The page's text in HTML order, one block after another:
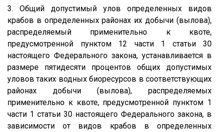
3. Общий допустимый улов определенных видов
крабов в определенных районах их добычи (вылова),
распределяемый применительно к квоте,
предусмотренной пунктом 12 части 1 статьи 30
настоящего Федерального закона, устанавливается в
размере пятидесяти процентов общих допустимых
уловов таких водных биоресурсов в соответствующих
районах добычи (вылова), распределяемых
применительно к квоте, предусмотренной пунктом 1
части 1 статьи 30 настоящего Федерального закона, в
зависимости от видов крабов в определенных